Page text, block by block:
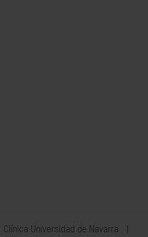
Clínica Universidad de Navarra